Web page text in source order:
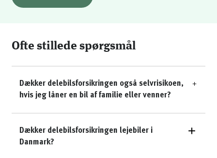
Ofte stillede spørgsmål
Dækker delebilsforsikringen også selvrisikoen,
hvis jeg låner en bil af familie eller venner?
Dækker delebilsforsikringen lejebiler i
Danmark?